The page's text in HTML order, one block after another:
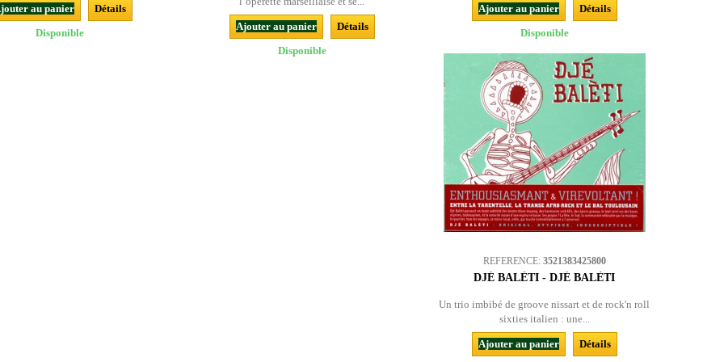
au panier
Détails
Disponible
Ajouter au panier
Détails
Disponible
Ajouter au panier
Détails
Disponible
REFERENCE: 3521383425800
DJÉ BALÈTI - DJÉ BALÈTI
Un trio imbibé de groove nissart et de rock'n roll
sixties italien : une...
Ajouter au panier Détails